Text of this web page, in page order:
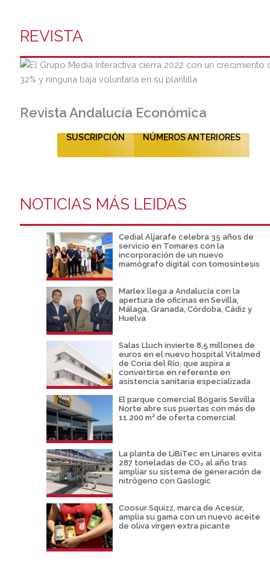
REVISTA
Revista Andalucía Económica
SUSCRIPCIÓN NÚMEROS ANTERIORES
NOTICIAS MÁS LEIDAS
Cedial Aljarafe celebra 35 años de
servicio en Tomares con la
incorporación de un nuevo
mamógrafo digital con tomosíntesis
Marlex llega a Andalucía con la
apertura de oficinas en Sevilla,
Málaga, Granada, Córdoba, Cádiz y
Huelva
Salas Lluch invierte 8,5 millones de
euros en el nuevo hospital Vitalmed
de Coria del Río, que aspira a
convertirse en referente en
asistencia sanitaria especializada
El parque comercial Bogaris Sevilla
Norte abre sus puertas con más de
11.200 m² de oferta comercial
La planta de LiBiTec en Linares evita
287 toneladas de CO₂ al año tras
ampliar su sistema de generación de
nitrógeno con Gaslogic
Coosur Squizz, marca de Acesur,
amplia su gama con un nuevo aceite
de oliva virgen extra picante